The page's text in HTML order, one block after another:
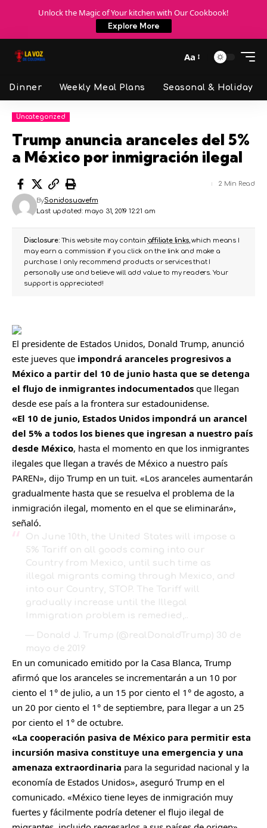
Unlock the Magic of Your kitchen with Our Cookbook!
Explore More
Aa
Dinner Weekly Meal Plans Seasonal & Holiday
Uncategorized
Trump anuncia aranceles del 5%
a México por inmigración ilegal
Last updated: mayo 31, 2019 12:21 am
BySonidosuavefm
2 Min Read
Disclosure:This website may contain affiliate links, which means I
may earn a commission if you click on the link and make a
purchase. I only recommend products or services that I
personally use and believe will add value to my readers. Your
support is appreciated!
El presidente de Estados Unidos, Donald Trump, anunció
este jueves que impondrá aranceles progresivos a
México a partir del 10 de junio hasta que se detenga
el flujo de inmigrantes indocumentados que llegan
desde ese país a la frontera sur estadounidense.
«El 10 de junio, Estados Unidos impondrá un arancel
del 5% a todos los bienes que ingresan a nuestro país
desde México, hasta el momento en que los inmigrantes
ilegales que llegan a través de México a nuestro país
PAREN», dijo Trump en un tuit. «Los aranceles aumentarán
gradualmente hasta que se resuelva el problema de la
inmigración ilegal, momento en el que se eliminarán»,
señaló.
On June 10th, the United States will impose a
5% Tariff on all goods coming into our
Country from Mexico, until such time as
illegal migrants coming through Mexico, and
into our Country, STOP. The Tariff will
gradually increase until the Illegal
Immigration problem is remedied,..
— Donald J. Trump (@realDonaldTrump) 30 de
mayo de 2019
En un comunicado emitido por la Casa Blanca, Trump
afirmó que los aranceles se incrementarán a un 10 por
ciento el 1° de julio, a un 15 por ciento el 1° de agosto, a
un 20 por ciento el 1° de septiembre, para llegar a un 25
por ciento el 1° de octubre.
«La cooperación pasiva de México para permitir esta
incursión masiva constituye una emergencia y una
amenaza extraordinaria para la seguridad nacional y la
economía de Estados Unidos», aseguró Trump en el
comunicado. «México tiene leyes de inmigración muy
fuertes y fácilmente podría detener el flujo ilegal de